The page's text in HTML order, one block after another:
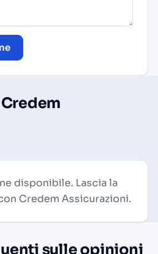
disponibile. Lascia la
Credem Assicurazioni.
sulle opinioni